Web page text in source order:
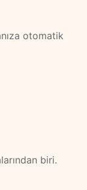
otomatik
biri.